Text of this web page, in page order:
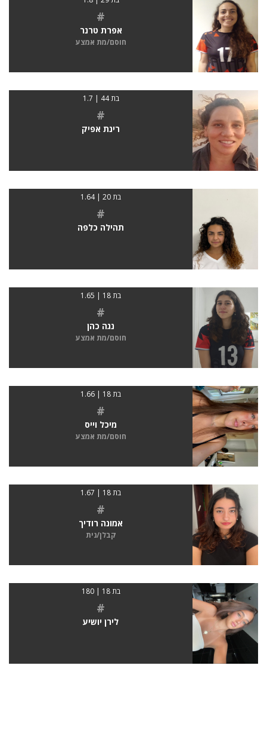
#
אפרת טרנר
חוסם/מת אמצע
בת 44 | 1.7
#
רינת אפיק
בת 20 | 1.64
#
תהילה כלפה
בת 18 | 1.65
#
נגה כהן
חוסם/מת אמצע
בת 18 | 1.66
#
מיכל וייס
חוסם/מת אמצע
בת 18 | 1.67
#
אמונה רודיך
קבלן/נית
בת 18 | 180
#
לירן יושיע